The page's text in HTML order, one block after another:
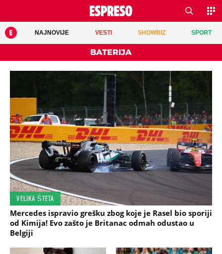
NAJNOVIJE VESTI SHOWBIZ SPORT
BATERIJA
VELIKA ŠTETA
Mercedes ispravio grešku zbog koje je Rasel bio sporiji
od Kimija! Evo zašto je Britanac odmah odustao u
Belgiji